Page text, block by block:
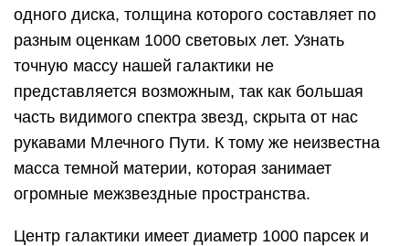
одного диска, толщина которого составляет по
разным оценкам 1000 световых лет. Узнать
точную массу нашей галактики не
представляется возможным, так как большая
часть видимого спектра звезд, скрыта от нас
рукавами Млечного Пути. К тому же неизвестна
масса темной материи, которая занимает
огромные межзвездные пространства.
Центр галактики имеет диаметр 1000 парсек и